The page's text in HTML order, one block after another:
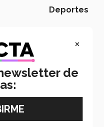
Deportes
en mundial de
el campeonato en liga
×
de